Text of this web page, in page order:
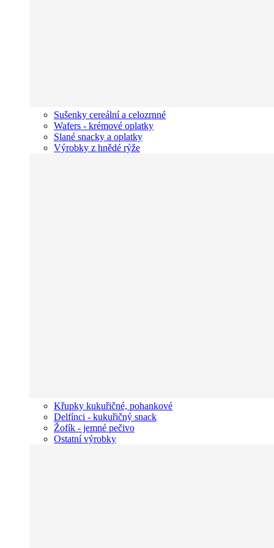
Sušenky cereální a celozrnné
Wafers - krémové oplatky
Slané snacky a oplatky
Výrobky z hnědé rýže
Křupky kukuřičné, pohankové
Delfínci - kukuřičný snack
Žofík - jemné pečivo
Ostatní výrobky